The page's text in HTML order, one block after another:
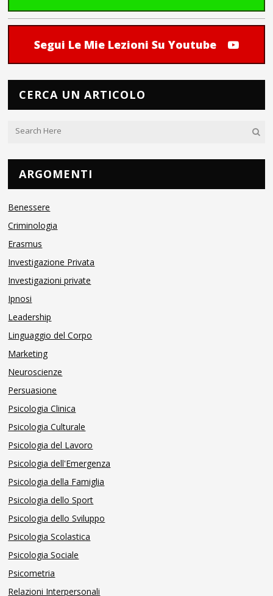
Segui Le Mie Lezioni Su Youtube
CERCA UN ARTICOLO
ARGOMENTI
Benessere
Criminologia
Erasmus
Investigazione Privata
Investigazioni private
Ipnosi
Leadership
Linguaggio del Corpo
Marketing
Neuroscienze
Persuasione
Psicologia Clinica
Psicologia Culturale
Psicologia del Lavoro
Psicologia dell'Emergenza
Psicologia della Famiglia
Psicologia dello Sport
Psicologia dello Sviluppo
Psicologia Scolastica
Psicologia Sociale
Psicometria
Relazioni Interpersonali